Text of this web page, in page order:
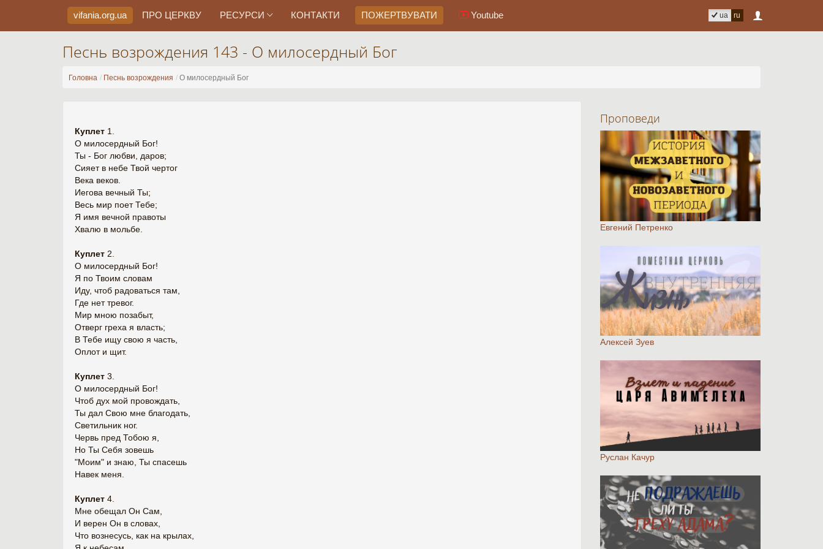
vifania.org.ua ПРО ЦЕРКВУ РЕСУРСИ КОНТАКТИ ПОЖЕРТВУВАТИ Youtube ua ru
Песнь возрождения 143 - О милосердный Бог
Головна Песнь возрождения О милосердный Бог
Куплет 1.
О милосердный Бог!
Ты - Бог любви, даров;
Сияет в небе Твой чертог
Века веков.
Иегова вечный Ты;
Весь мир поет Тебе;
Я имя вечной правоты
Хвалю в мольбе.
Куплет 2.
О милосердный Бог!
Я по Твоим словам
Иду, чтоб радоваться там,
Где нет тревог.
Мир мною позабыт,
Отверг греха я власть;
В Тебе ищу свою я часть,
Оплот и щит.
Куплет 3.
О милосердный Бог!
Чтоб дух мой провождать,
Ты дал Свою мне благодать,
Светильник ног.
Червь пред Тобою я,
Но Ты Себя зовешь
"Моим" и знаю, Ты спасешь
Навек меня.
Куплет 4.
Мне обещал Он Сам,
И верен Он в словах,
Что вознесусь, как на крылах,
Проповеди
Евгений Петренко
Алексей Зуев
Руслан Качур